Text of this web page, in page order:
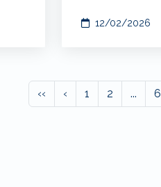
12/02/2026
‹‹ ‹ 1 2 ... 6